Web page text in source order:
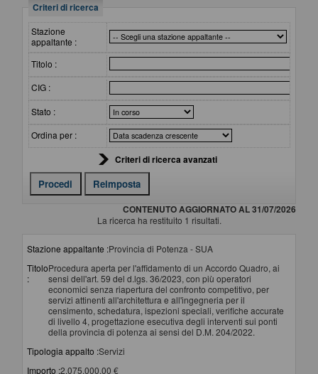
Criteri di ricerca
Stazione
appaltante :
Titolo :
CIG :
Stato :
Ordina per :
Criteri di ricerca avanzati
CONTENUTO AGGIORNATO AL 31/07/2026
La ricerca ha restituito 1 risultati.
Stazione appaltante :Provincia di Potenza - SUA
Titolo
:
Procedura aperta per l'affidamento di un Accordo Quadro, ai
sensi dell'art. 59 del d.lgs. 36/2023, con più operatori
economici senza riapertura del confronto competitivo, per
servizi attinenti all'architettura e all'ingegneria per il
censimento, schedatura, ispezioni speciali, verifiche accurate
di livello 4, progettazione esecutiva degli interventi sui ponti
della provincia di potenza ai sensi del D.M. 204/2022.
Tipologia appalto :Servizi
Importo :2.075.000,00 €